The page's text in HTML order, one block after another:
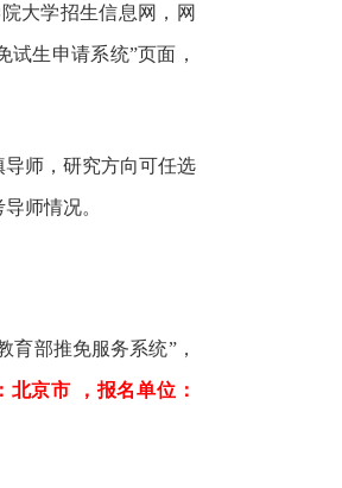
大学招生信息网，网
试生申请系统”页面，
师，研究方向可任选
师情况。
部推免服务系统”，
北京市 ，报名单位：